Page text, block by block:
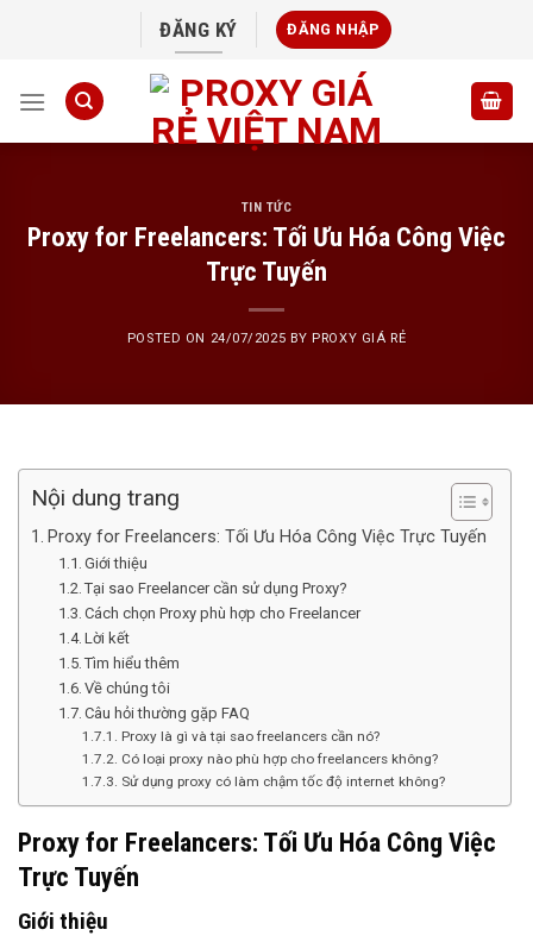
ĐĂNG KÝ ĐĂNG NHẬP
TIN TỨC
Proxy for Freelancers: Tối Ưu Hóa Công Việc
Trực Tuyến
POSTED ON 24/07/2025 BY PROXY GIÁ RẺ
Nội dung trang
Proxy for Freelancers: Tối Ưu Hóa Công Việc Trực Tuyến
Giới thiệu
Tại sao Freelancer cần sử dụng Proxy?
Cách chọn Proxy phù hợp cho Freelancer
Lời kết
Tìm hiểu thêm
Về chúng tôi
Câu hỏi thường gặp FAQ
Proxy là gì và tại sao freelancers cần nó?
Có loại proxy nào phù hợp cho freelancers không?
Sử dụng proxy có làm chậm tốc độ internet không?
Proxy for Freelancers: Tối Ưu Hóa Công Việc
Trực Tuyến
Giới thiệu